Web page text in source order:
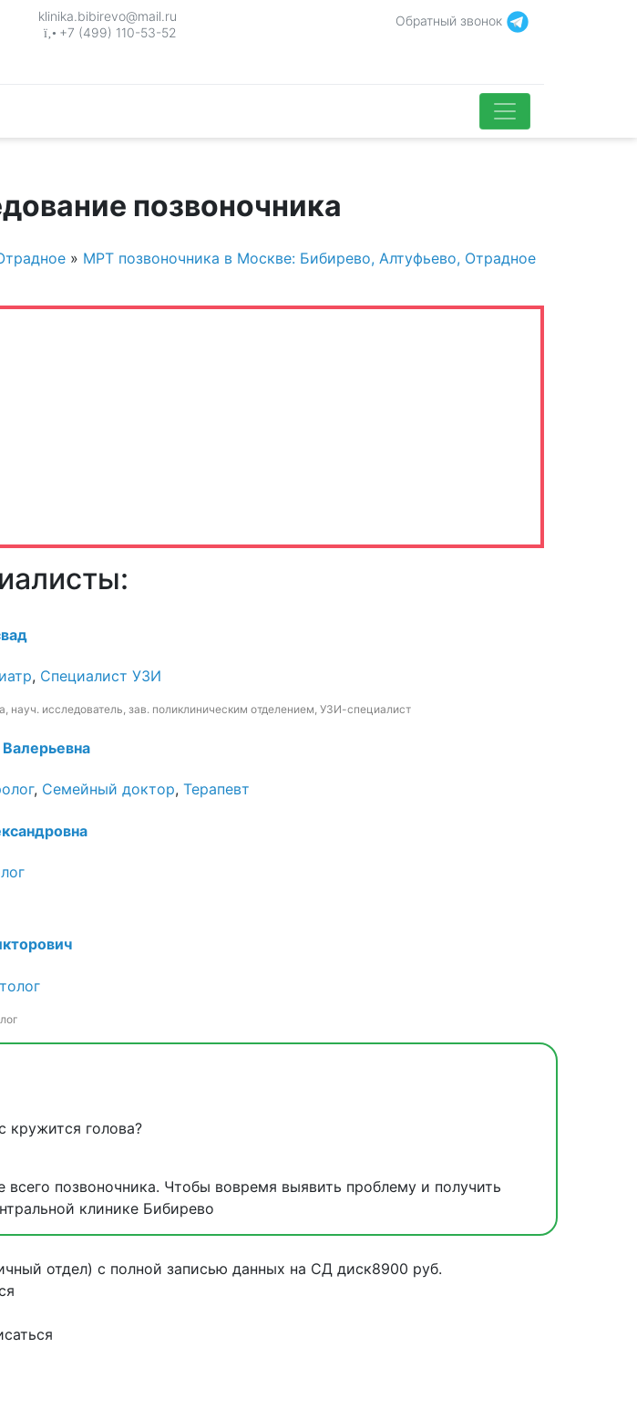
klinika.bibirevo@mail.ru
+7 (499) 110-53-52
Обратный звонок
позвоночника
» МРТ позвоночника в Москве: Бибирево, Алтуфьево, Отрадное
, Специалист УЗИ
исследователь, зав. поликлиническим отделением, УЗИ-специалист
, Семейный доктор, Терапевт
кружится голова?
позвоночника. Чтобы вовремя выявить проблему и получить
клинике Бибирево
отдел) с полной записью данных на СД диск8900 руб.